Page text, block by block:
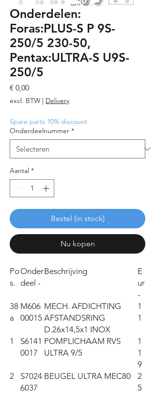
Onderdelen:
Foras:PLUS-S P 9S-
250/5 230-50,
Pentax:ULTRA-S U9S-
250/5
€ 0,00Prijs
excl. BTW | Delivery
Spare parts 10% discount
Onderdeelnummer *
Aantal *
Bestel (in stock)
Nu kopen
Po
s.
Onder
deel -
Beschrijving
E
ur
-
38
a
M606
00015
MECH. AFDICHTING
AFSTANDSRING
D.26x14,5x1 INOX
1
1
1
S6141
0017
POMPLICHAAM RVS
ULTRA 9/5
1
1
9
2
S7024
6037
BEUGEL ULTRA MEC80
2
5